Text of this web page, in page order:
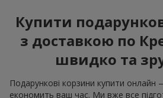
Купити
з доставкою по
швидко та
Подарункові корзини купити онлайн
економить ваш час. Ми вже все